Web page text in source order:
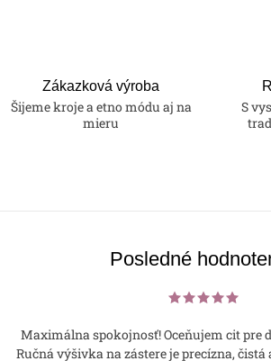
Zákazková výroba
Šijeme kroje a etno módu aj na
mieru
S
Posledné
Maximálna spokojnosť! Oceňujem cit pre
Ručná výšivka na zástere je precízna,